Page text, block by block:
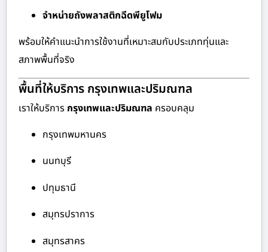
จำหน่ายถังพลาสติกฉีดพียูโฟม
พร้อมให้คำแนะนำการใช้งานที่เหมาะสมกับประเภททุ่นและ
สภาพพื้นที่จริง
พื้นที่ให้บริการ กรุงเทพและปริมณฑล
เราให้บริการ กรุงเทพและปริมณฑล ครอบคลุม
กรุงเทพมหานคร
นนทบุรี
ปทุมธานี
สมุทรปราการ
สมุทรสาคร